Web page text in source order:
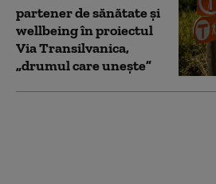
partener de sănătate și
wellbeing în proiectul
Via Transilvanica,
„drumul care unește”